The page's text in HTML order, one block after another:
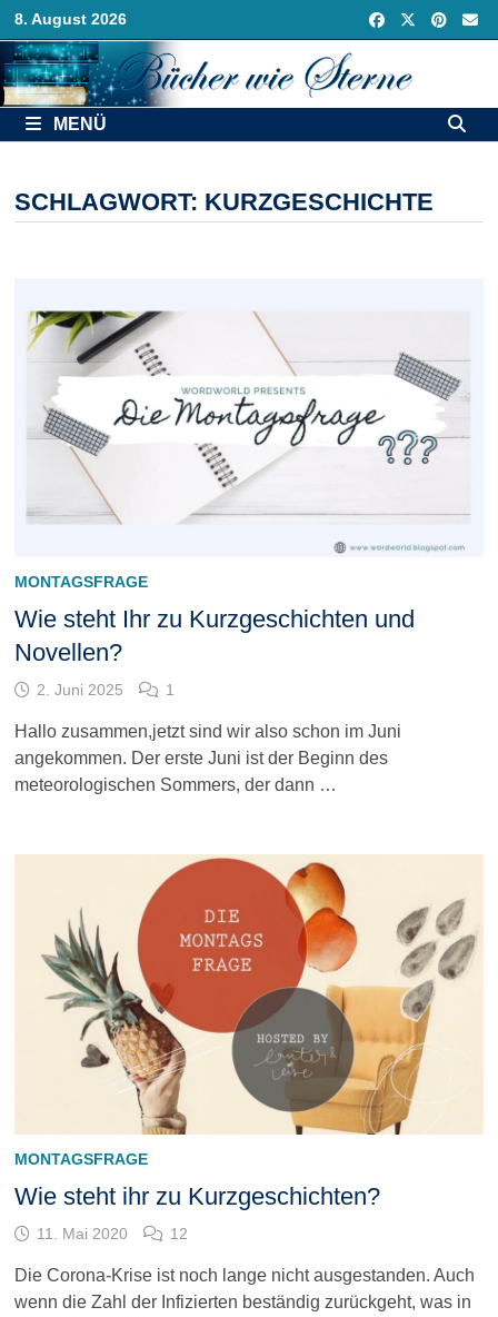
Zurück
zum
Inhalt
8. August 2026
MENÜ
SCHLAGWORT: KURZGESCHICHTE
MONTAGSFRAGE
Wie steht Ihr zu Kurzgeschichten und
Novellen?
2. Juni 2025 1
Hallo zusammen,jetzt sind wir also schon im Juni
angekommen. Der erste Juni ist der Beginn des
meteorologischen Sommers, der dann …
MONTAGSFRAGE
Wie steht ihr zu Kurzgeschichten?
11. Mai 2020 12
Die Corona-Krise ist noch lange nicht ausgestanden. Auch
wenn die Zahl der Infizierten beständig zurückgeht, was in